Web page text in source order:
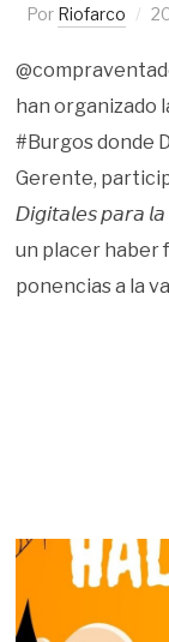
Por Riofarco
han organizado
#Burgos donde
Gerente,
𝘋𝘪𝘨𝘪𝘵𝘢𝘭𝘦𝘴 𝘱𝘢𝘳𝘢
un placer haber
ponencias a la